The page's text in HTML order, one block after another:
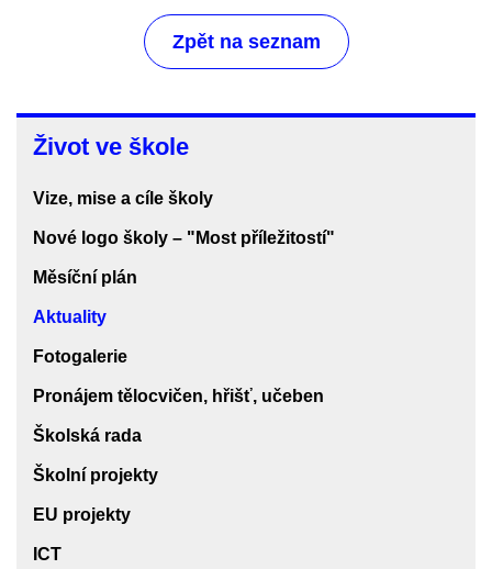
Život
ve
škole
Život ve škole
Vize, mise a cíle školy
Nové logo školy – "Most příležitostí"
Měsíční plán
Aktuality
Fotogalerie
Pronájem tělocvičen, hřišť, učeben
Školská rada
Školní projekty
EU projekty
ICT
Zpět na seznam